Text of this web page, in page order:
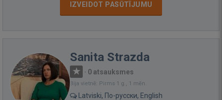
IZVEIDOT PASŪTĪJUMU
Sanita Strazda
· 0 atsauksmes
Bija vietnē: Pirms 1 g., 1 mēn.
Latviski, По-русски, English